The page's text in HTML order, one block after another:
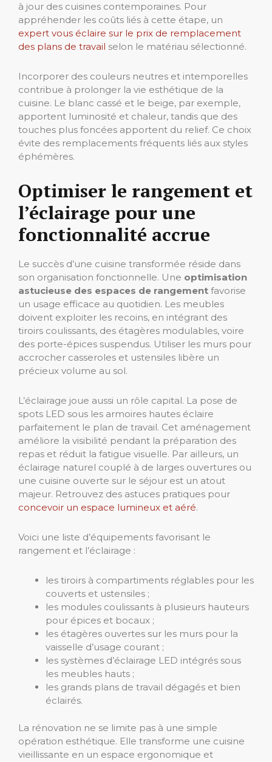
à jour des cuisines contemporaines. Pour
appréhender les coûts liés à cette étape, un
expert vous éclaire sur le prix de remplacement
des plans de travail selon le matériau sélectionné.
Incorporer des couleurs neutres et intemporelles
contribue à prolonger la vie esthétique de la
cuisine. Le blanc cassé et le beige, par exemple,
apportent luminosité et chaleur, tandis que des
touches plus foncées apportent du relief. Ce choix
évite des remplacements fréquents liés aux styles
éphémères.
Optimiser le rangement et
l’éclairage pour une
fonctionnalité accrue
Le succès d’une cuisine transformée réside dans
son organisation fonctionnelle. Une optimisation
astucieuse des espaces de rangement favorise
un usage efficace au quotidien. Les meubles
doivent exploiter les recoins, en intégrant des
tiroirs coulissants, des étagères modulables, voire
des porte-épices suspendus. Utiliser les murs pour
accrocher casseroles et ustensiles libère un
précieux volume au sol.
L’éclairage joue aussi un rôle capital. La pose de
spots LED sous les armoires hautes éclaire
parfaitement le plan de travail. Cet aménagement
améliore la visibilité pendant la préparation des
repas et réduit la fatigue visuelle. Par ailleurs, un
éclairage naturel couplé à de larges ouvertures ou
une cuisine ouverte sur le séjour est un atout
majeur. Retrouvez des astuces pratiques pour
concevoir un espace lumineux et aéré.
Voici une liste d’équipements favorisant le
rangement et l’éclairage :
les tiroirs à compartiments réglables pour les
couverts et ustensiles ;
les modules coulissants à plusieurs hauteurs
pour épices et bocaux ;
les étagères ouvertes sur les murs pour la
vaisselle d’usage courant ;
les systèmes d’éclairage LED intégrés sous
les meubles hauts ;
les grands plans de travail dégagés et bien
éclairés.
La rénovation ne se limite pas à une simple
opération esthétique. Elle transforme une cuisine
vieillissante en un espace ergonomique et